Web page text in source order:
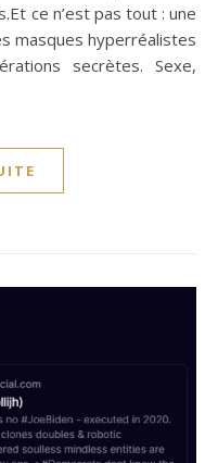
ce n’est pas tout : une
masques hyperréalistes
secrètes. Sexe,